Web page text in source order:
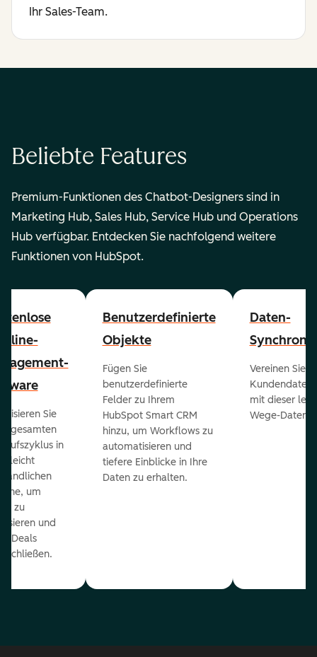
Ihr Sales-Team.
Beliebte Features
Premium-Funktionen des Chatbot-Designers sind in
Marketing Hub, Sales Hub, Service Hub und Operations
Hub verfügbar. Entdecken Sie nachfolgend weitere
Funktionen von HubSpot.
Sie
gesamten
in
leicht
um
zu
und
Deals
Benutzerdefinierte
Objekte
Fügen Sie
benutzerdefinierte
Felder zu Ihrem
HubSpot Smart CRM
hinzu, um Workflows zu
automatisieren und
tiefere Einblicke in Ihre
Daten zu erhalten.
Daten-
Vereinen Sie
Kundendaten
mit dieser
Wege-Daten-